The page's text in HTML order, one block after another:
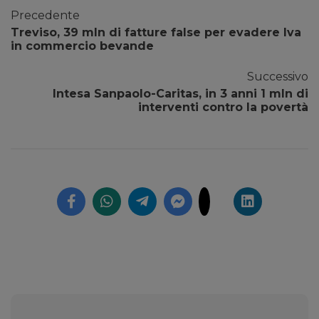
Precedente
Treviso, 39 mln di fatture false per evadere Iva
in commercio bevande
Successivo
Intesa Sanpaolo-Caritas, in 3 anni 1 mln di
interventi contro la povertà